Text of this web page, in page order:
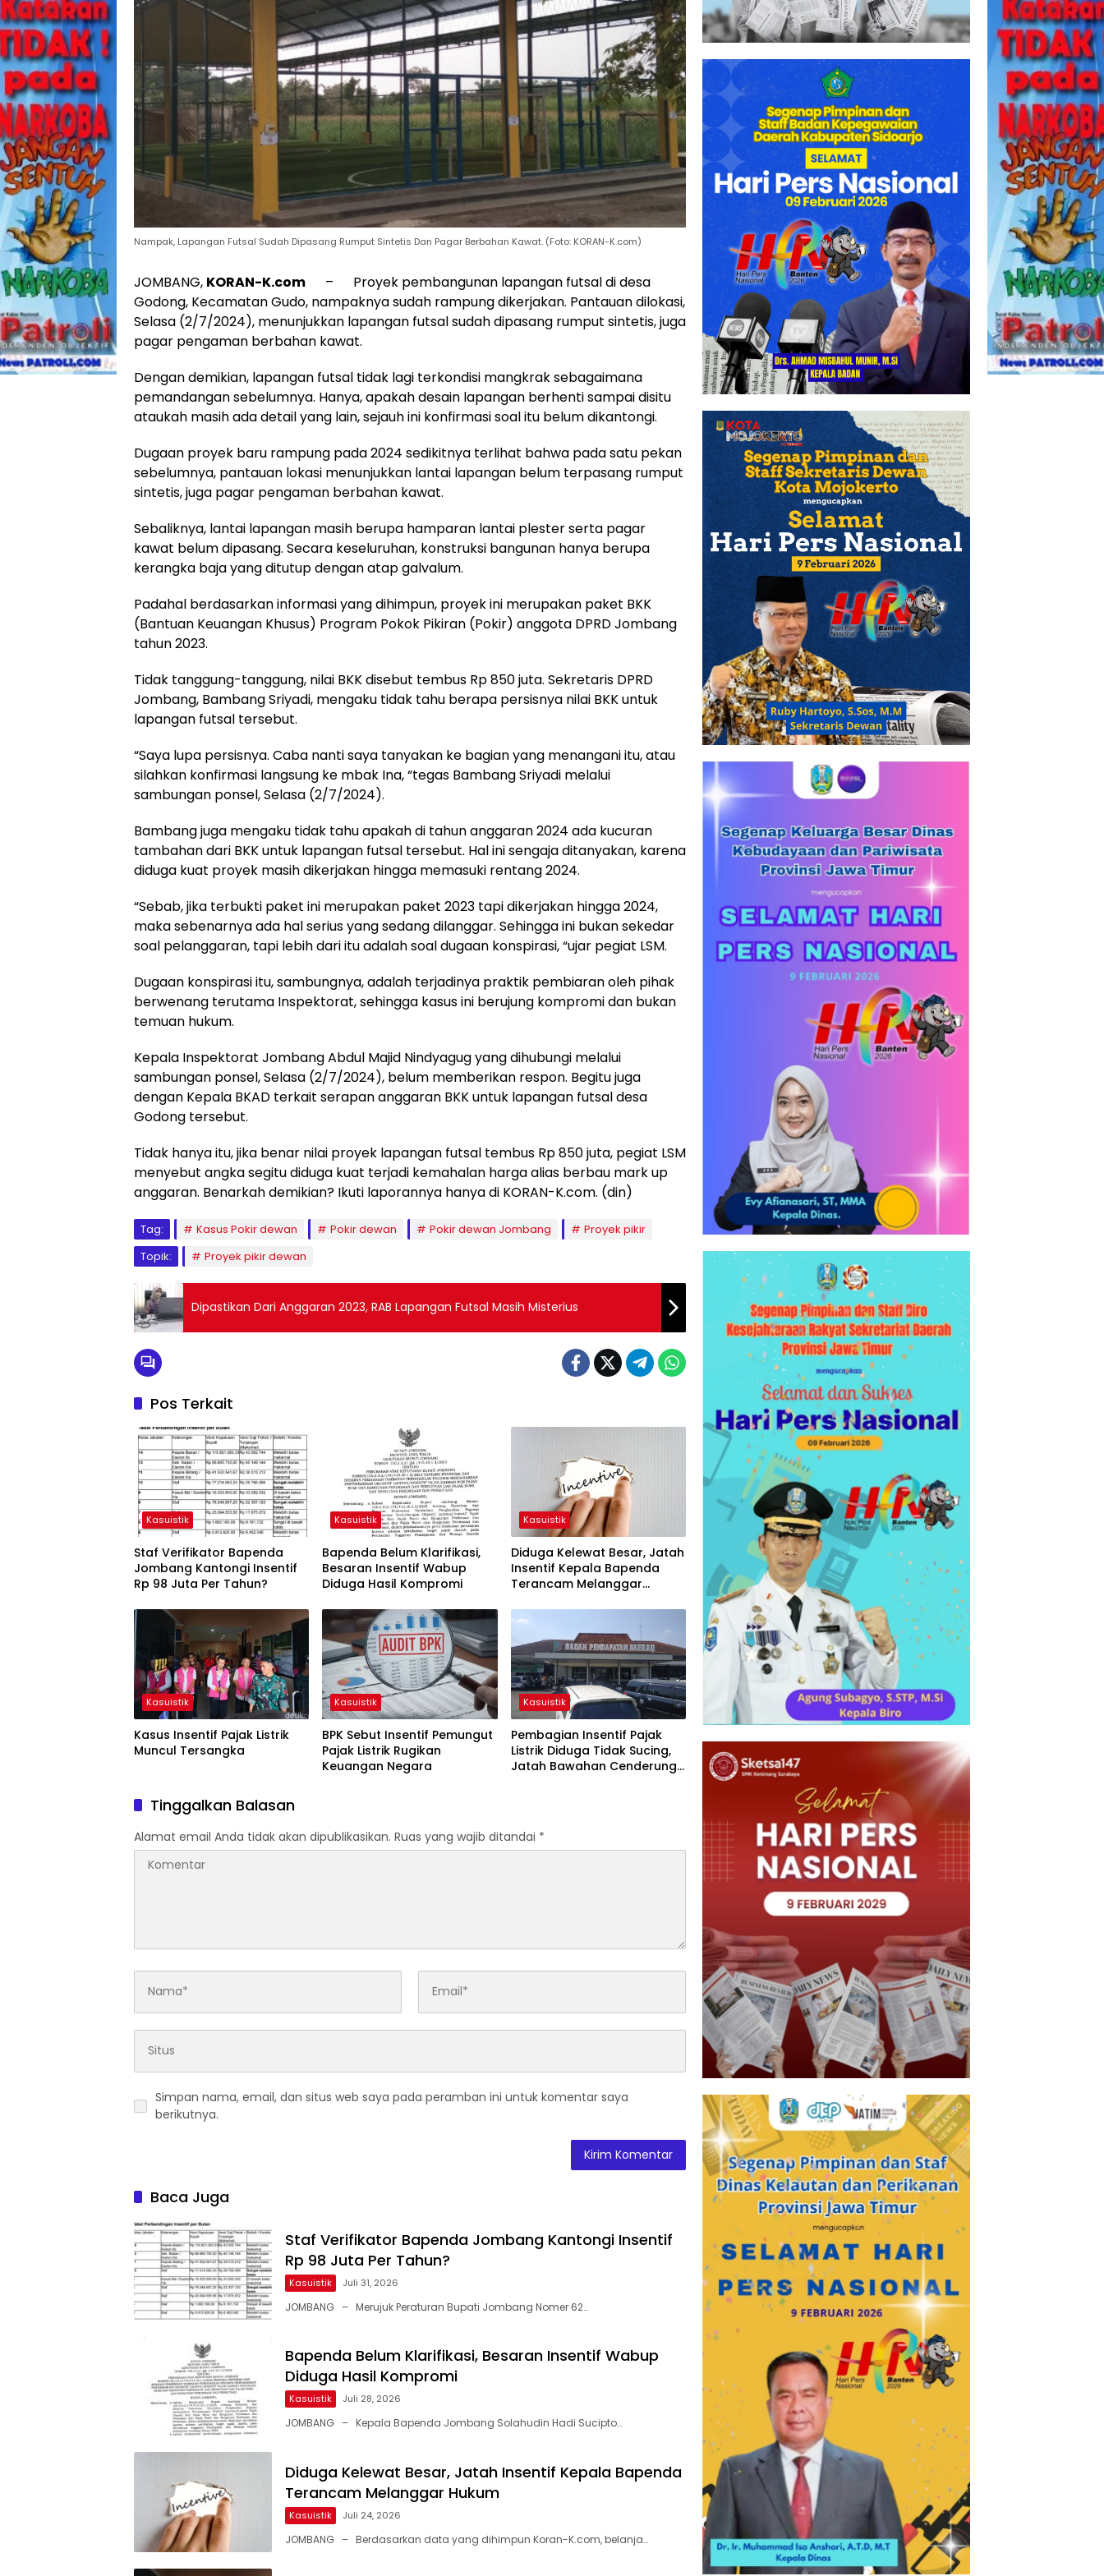
Nampak, Lapangan Futsal Sudah Dipasang Rumput Sintetis Dan Pagar Berbahan Kawat. (Foto: KORAN-K.com)
JOMBANG, KORAN-K.com – Proyek pembangunan lapangan futsal di desa
Godong, Kecamatan Gudo, nampaknya sudah rampung dikerjakan. Pantauan dilokasi,
Selasa (2/7/2024), menunjukkan lapangan futsal sudah dipasang rumput sintetis, juga
pagar pengaman berbahan kawat.
Dengan demikian, lapangan futsal tidak lagi terkondisi mangkrak sebagaimana
pemandangan sebelumnya. Hanya, apakah desain lapangan berhenti sampai disitu
ataukah masih ada detail yang lain, sejauh ini konfirmasi soal itu belum dikantongi.
Dugaan proyek baru rampung pada 2024 sedikitnya terlihat bahwa pada satu pekan
sebelumnya, pantauan lokasi menunjukkan lantai lapangan belum terpasang rumput
sintetis, juga pagar pengaman berbahan kawat.
Sebaliknya, lantai lapangan masih berupa hamparan lantai plester serta pagar
kawat belum dipasang. Secara keseluruhan, konstruksi bangunan hanya berupa
kerangka baja yang ditutup dengan atap galvalum.
Padahal berdasarkan informasi yang dihimpun, proyek ini merupakan paket BKK
(Bantuan Keuangan Khusus) Program Pokok Pikiran (Pokir) anggota DPRD Jombang
tahun 2023.
Tidak tanggung-tanggung, nilai BKK disebut tembus Rp 850 juta. Sekretaris DPRD
Jombang, Bambang Sriyadi, mengaku tidak tahu berapa persisnya nilai BKK untuk
lapangan futsal tersebut.
“Saya lupa persisnya. Caba nanti saya tanyakan ke bagian yang menangani itu, atau
silahkan konfirmasi langsung ke mbak Ina, “tegas Bambang Sriyadi melalui
sambungan ponsel, Selasa (2/7/2024).
Bambang juga mengaku tidak tahu apakah di tahun anggaran 2024 ada kucuran
tambahan dari BKK untuk lapangan futsal tersebut. Hal ini sengaja ditanyakan, karena
diduga kuat proyek masih dikerjakan hingga memasuki rentang 2024.
“Sebab, jika terbukti paket ini merupakan paket 2023 tapi dikerjakan hingga 2024,
maka sebenarnya ada hal serius yang sedang dilanggar. Sehingga ini bukan sekedar
soal pelanggaran, tapi lebih dari itu adalah soal dugaan konspirasi, “ujar pegiat LSM.
Dugaan konspirasi itu, sambungnya, adalah terjadinya praktik pembiaran oleh pihak
berwenang terutama Inspektorat, sehingga kasus ini berujung kompromi dan bukan
temuan hukum.
Kepala Inspektorat Jombang Abdul Majid Nindyagug yang dihubungi melalui
sambungan ponsel, Selasa (2/7/2024), belum memberikan respon. Begitu juga
dengan Kepala BKAD terkait serapan anggaran BKK untuk lapangan futsal desa
Godong tersebut.
Tidak hanya itu, jika benar nilai proyek lapangan futsal tembus Rp 850 juta, pegiat LSM
menyebut angka segitu diduga kuat terjadi kemahalan harga alias berbau mark up
anggaran. Benarkah demikian? Ikuti laporannya hanya di KORAN-K.com. (din)
Tag: Kasus Pokir dewan Pokir dewan Pokir dewan Jombang
Proyek pikir
Topik:
Proyek pikir dewan
Dipastikan Dari Anggaran 2023, RAB Lapangan Futsal Masih Misterius
Pos Terkait
Kasuistik
Staf Verifikator Bapenda
Jombang Kantongi Insentif
Rp 98 Juta Per Tahun?
Kasuistik
Bapenda Belum Klarifikasi,
Besaran Insentif Wabup
Diduga Hasil Kompromi
Kasuistik
Diduga Kelewat Besar, Jatah
Insentif Kepala Bapenda
Terancam Melanggar
Kasuistik
Kasus Insentif Pajak Listrik
Muncul Tersangka
Kasuistik
BPK Sebut Insentif Pemungut
Pajak Listrik Rugikan
Keuangan Negara
Kasuistik
Pembagian Insentif Pajak
Listrik Diduga Tidak Sucing,
Jatah Bawahan Cenderung
Tinggalkan Balasan
Alamat email Anda tidak akan dipublikasikan. Ruas yang wajib ditandai *
Simpan nama, email, dan situs web saya pada peramban ini untuk komentar saya
berikutnya.
Baca Juga
Staf Verifikator Bapenda Jombang Kantongi Insentif
Rp 98 Juta Per Tahun?
Kasuistik Juli 31, 2026
JOMBANG – Merujuk Peraturan Bupati Jombang Nomer 62…
Bapenda Belum Klarifikasi, Besaran Insentif Wabup
Diduga Hasil Kompromi
Kasuistik Juli 28, 2026
JOMBANG – Kepala Bapenda Jombang Solahudin Hadi Sucipto…
Diduga Kelewat Besar, Jatah Insentif Kepala Bapenda
Terancam Melanggar Hukum
Kasuistik Juli 24, 2026
JOMBANG – Berdasarkan data yang dihimpun Koran-K.com, belanja…